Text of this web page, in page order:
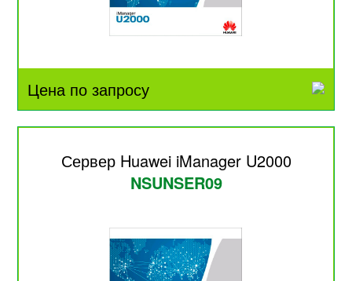
Цена по запросу
Сервер Huawei iManager U2000
NSUNSER09